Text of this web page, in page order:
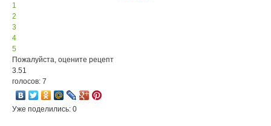
1
2
3
4
5
Пожалуйста, оцените рецепт
3.51
голосов: 7
Уже поделились: 0